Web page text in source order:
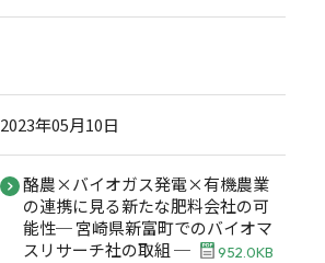
2023年05月10日
酪農×バイオガス発電×有機農業
の連携に見る新たな肥料会社の可
能性─ 宮崎県新富町でのバイオマ
スリサーチ社の取組 ─
952.0KB